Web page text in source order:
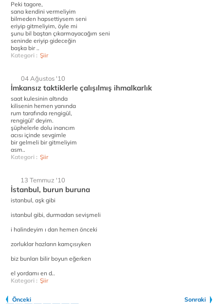
Peki tagore,
sana kendini vermeliyim
bilmeden hapsettiysem seni
eriyip gitmeliyim, öyle mi
şunu bil baştan çıkarmayacağım seni
seninde eriyip gideceğin
başka bir ..
Kategori : Şiir
04 Ağustos '10
İmkansız taktiklerle çalışılmış ihmalkarlık
saat kulesinin altında
kilisenin hemen yanında
rum tarafında rengigül,
rengigül' deyim.
şüphelerle dolu inancım
acısı içinde sevgimle
bir gelmeli bir gitmeliyim
asm..
Kategori : Şiir
13 Temmuz '10
İstanbul, burun buruna
istanbul, aşk gibi
istanbul gibi, durmadan sevişmeli
i halindeyim ı dan hemen önceki
zorluklar hazların kamçısıyken
biz bunları bilir boyun eğerken
el yordamı en d..
Kategori : Şiir
Önceki
Sonraki